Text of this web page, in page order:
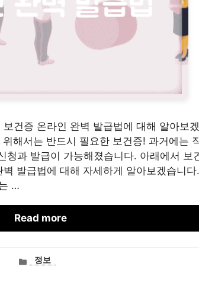
건증 온라인 완벽 발급법에 대해 알아보
해서는 반드시 필요한 보건증! 과거에는
청과 발급이 가능해졌습니다. 아래에서 보
발급법에 대해 자세하게 알아보겠습니
…
Read more
카정보